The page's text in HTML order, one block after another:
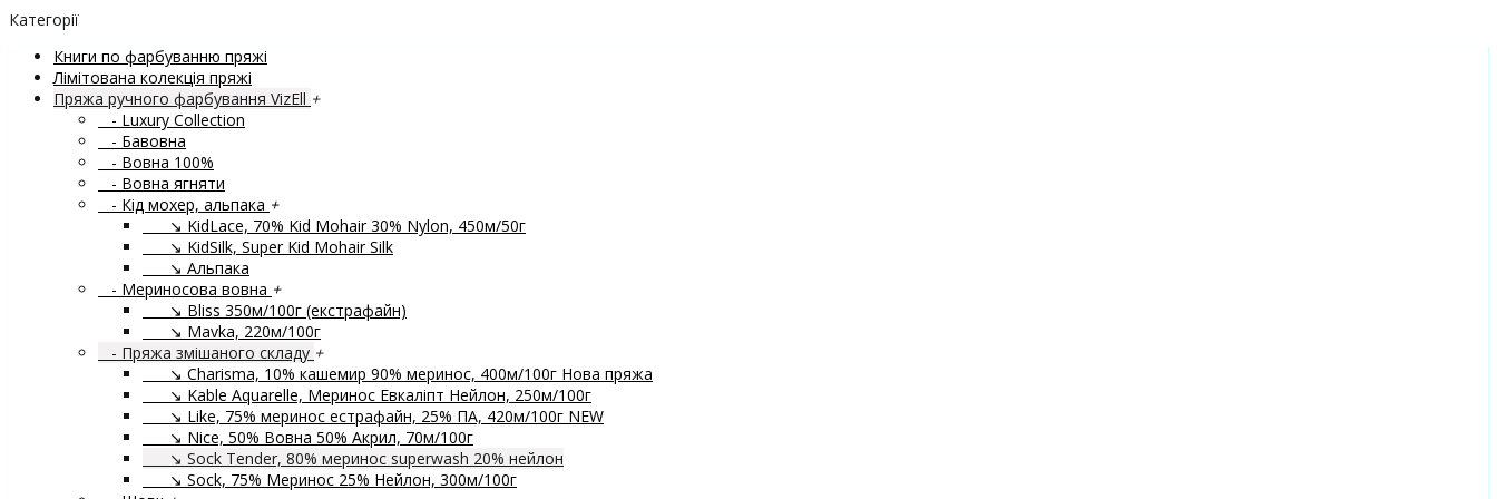
Категорії
Книги по фарбуванню пряжі
Лімітована колекція пряжі
Пряжа ручного фарбування VizEll +
- Luxury Collection
- Бавовна
- Вовна 100%
- Вовна ягняти
- Кід мохер, альпака +
↘ KidLace, 70% Kid Mohair 30% Nylon, 450м/50г
↘ KidSilk, Super Kid Mohair Silk
↘ Альпака
- Мериносова вовна +
↘ Bliss 350м/100г (екстрафайн)
↘ Mavka, 220м/100г
- Пряжа змішаного складу +
↘ Charisma, 10% кашемир 90% меринос, 400м/100г Нова пряжа
↘ Kable Aquarelle, Меринос Евкаліпт Нейлон, 250м/100г
↘ Like, 75% меринос естрафайн, 25% ПА, 420м/100г NEW
↘ Nice, 50% Вовна 50% Акрил, 70м/100г
↘ Sock Tender, 80% меринос superwash 20% нейлон
↘ Sock, 75% Меринос 25% Нейлон, 300м/100г